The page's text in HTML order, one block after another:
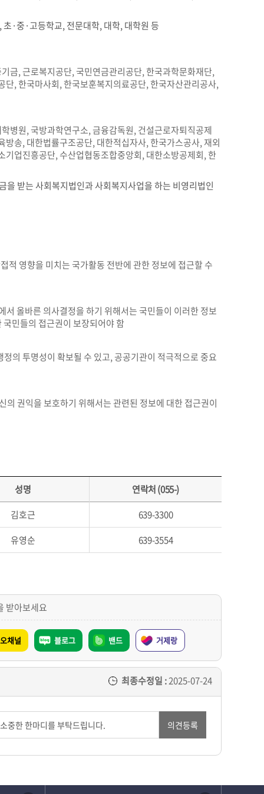
·중·고등학교, 전문대학, 대학, 대학원 등
금, 근로복지공단, 국민연금관리공단, 한국과학문화재단,
, 한국마사회, 한국보훈복지의료공단, 한국자산관리공사,
병원, 국방과학연구소, 금융감독원, 건설근로자퇴직공제
송, 대한법률구조공단, 대한적십자사, 한국가스공사, 재외
업진흥공단, 수산업협동조합중앙회, 대한소방공제회, 한
받는 사회복지법인과 사회복지사업을 하는 비영리법인
적 영향을 미치는 국가활동 전반에 관한 정보에 접근할 수
올바른 의사결정을 하기 위해서는 국민들이 이러한 정보
민들의 접근권이 보장되어야 함
의 투명성이 확보될 수 있고, 공공기관이 적극적으로 중요
권익을 보호하기 위해서는 관련된 정보에 대한 접근권이
성명
연락처 (055-)
김호근
639-3300
유영순 639-3554
받아보세요
채널 블로그 밴드 거제랑
최종수정일 :2025-07-24
의견등록